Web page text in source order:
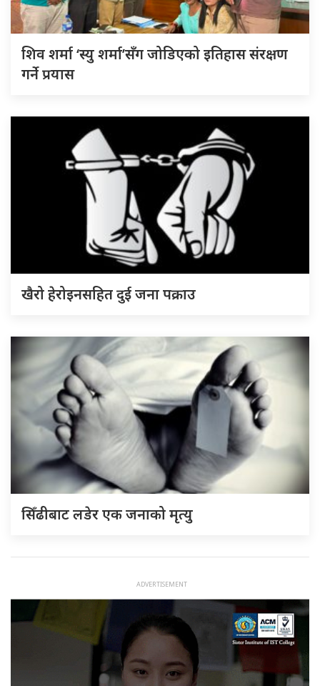
शिव शर्मा ‘स्यु शर्मा’सँग जोडिएको इतिहास संरक्षण
गर्ने प्रयास
खैरो हेरोइनसहित दुई जना पक्राउ
सिँढीबाट लडेर एक जनाको मृत्यु